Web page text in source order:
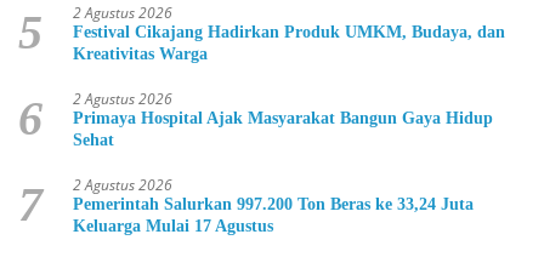
5 2 Agustus 2026
Festival Cikajang Hadirkan Produk UMKM, Budaya, dan
Kreativitas Warga
6 2 Agustus 2026
Primaya Hospital Ajak Masyarakat Bangun Gaya Hidup
Sehat
7 2 Agustus 2026
Pemerintah Salurkan 997.200 Ton Beras ke 33,24 Juta
Keluarga Mulai 17 Agustus